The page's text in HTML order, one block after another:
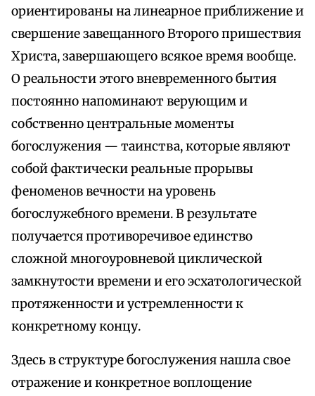
ориентированы на линеарное приближение и
свершение завещанного Второго пришествия
Христа, завершающего всякое время вообще.
О реальности этого вневременного бытия
постоянно напоминают верующим и
собственно центральные моменты
богослужения — таинства, которые являют
собой фактически реальные прорывы
феноменов вечности на уровень
богослужебного времени. В результате
получается противоречивое единство
сложной многоуровневой циклической
замкнутости времени и его эсхатологической
протяженности и устремленности к
конкретному концу.
Здесь в структуре богослужения нашла свое
отражение и конкретное воплощение